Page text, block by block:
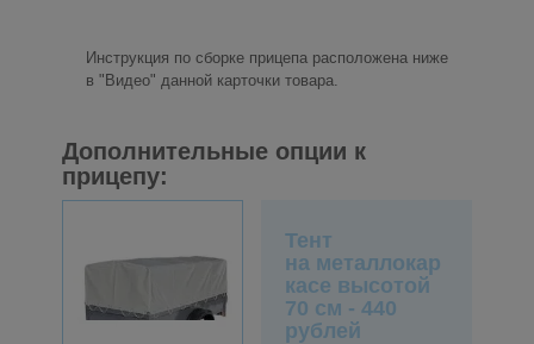
Инструкция по сборке прицепа расположена ниже
в "Видео" данной карточки товара.
Дополнительные опции к
прицепу:
Тент
на металлокар
касе высотой
70 см - 440
рублей